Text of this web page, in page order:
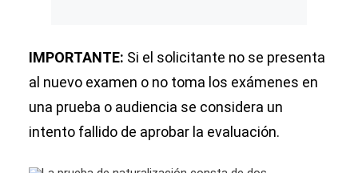
IMPORTANTE: Si el solicitante no se presenta
al nuevo examen o no toma los exámenes en
una prueba o audiencia se considera un
intento fallido de aprobar la evaluación.